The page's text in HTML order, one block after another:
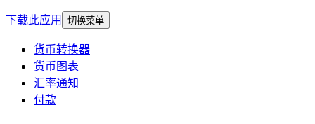
下载此应用
切换菜单
货币转换器
货币图表
汇率通知
付款